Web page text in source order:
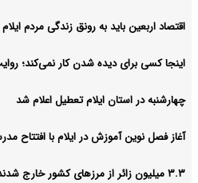
اقتصاد اربعین باید به رونق زندگی مردم
اینجا کسی برای دیده شدن کار نمی‌کند؛
چهارشنبه در استان ایلام تعطیل اعلام شد
آغاز فصل نوین آموزش در ایلام با افتتاح
۳.۳ میلیون زائر از مرزهای کشور خارج شدند